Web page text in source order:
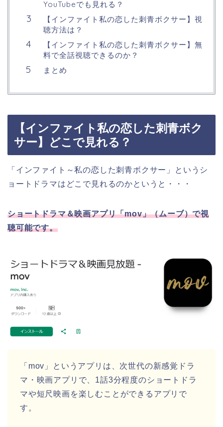
YouTubeでも見れる？
【インファイト私の恋した刺青ボクサー】視
聴方法は？
【インファイト私の恋した刺青ボクサー】無
料で全話視聴できるのか？
まとめ
【インファイト私の恋した刺青ボク
サー】どこで見れる？
「インファイト～私の恋した刺青ボクサー」というシ
ョートドラマはどこで見れるのかというと・・・
ショートドラマ＆映画アプリ「mov」（ムーブ）で視
聴可能です。
「mov」というアプリは、次世代の新感覚ドラ
マ・映画アプリで、1話3分程度のショートドラ
マや短尺映画を楽しむことができるアプリで
す。